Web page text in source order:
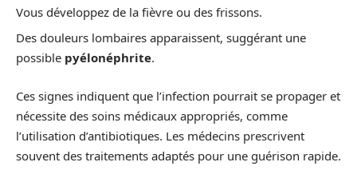
Vous développez de la fièvre ou des frissons.
Des douleurs lombaires apparaissent, suggérant une
possible pyélonéphrite.
Ces signes indiquent que l’infection pourrait se propager et
nécessite des soins médicaux appropriés, comme
l’utilisation d’antibiotiques. Les médecins prescrivent
souvent des traitements adaptés pour une guérison rapide.